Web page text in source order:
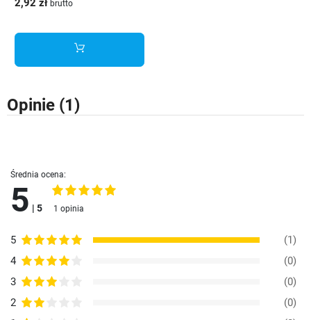
2,92 zł brutto
Opinie (1)
Średnia ocena:
5 | 5 1 opinia
5
(1)
4
(0)
3
(0)
2
(0)